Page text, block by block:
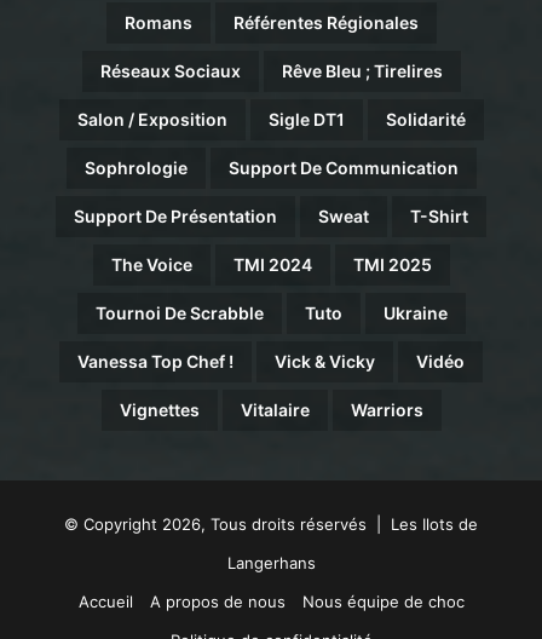
Romans Référentes Régionales
Réseaux Sociaux Rêve Bleu ; Tirelires
Salon / Exposition Sigle DT1 Solidarité
Sophrologie Support De Communication
Support De Présentation Sweat T-Shirt
The Voice TMI 2024 TMI 2025
Tournoi De Scrabble Tuto Ukraine
Vanessa Top Chef ! Vick & Vicky Vidéo
Vignettes Vitalaire Warriors
© Copyright 2026, Tous droits réservés | Les Ilots de
Langerhans
Accueil
A propos de nous
Nous équipe de choc